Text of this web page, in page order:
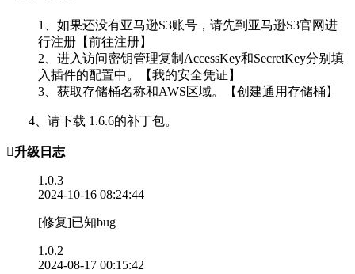
1、如果还没有亚马逊S3账号，请先到亚马逊S3官网进
行注册【前往注册】
2、进入访问密钥管理复制AccessKey和SecretKey分别填
入插件的配置中。【我的安全凭证】
3、获取存储桶名称和AWS区域。【创建通用存储桶】
4、请下载 1.6.6的补丁包。
升级日志
1.0.3
2024-10-16 08:24:44
[修复]已知bug
1.0.2
2024-08-17 00:15:42